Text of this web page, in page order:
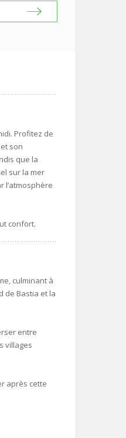
Profitez de
son
que la
sur la mer
l’atmosphère
confort.
culminant à
de Bastia et la
entre
villages
après cette